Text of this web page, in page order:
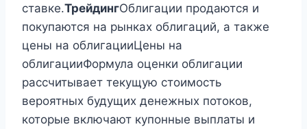
ставке.ТрейдингОблигации продаются и
покупаются на рынках облигаций, а также
цены на облигацииЦены на
облигацииФормула оценки облигации
рассчитывает текущую стоимость
вероятных будущих денежных потоков,
которые включают купонные выплаты и